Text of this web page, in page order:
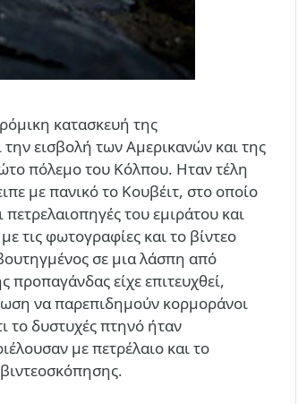
κατασκευή της
εισβολή των Αμερικανών και της
πόλεμο του Κόλπου. Ηταν τέλη
με πανικό το Κουβέιτ, στο οποίο
του εμιράτου και
τις φωτογραφίες και το βίντεο
σε μια λάσπη από
προπαγάνδας είχε επιτευχθεί,
να παρεπιδημούν κορμοράνοι
το δυστυχές πτηνό ήταν
με πετρέλαιο και το